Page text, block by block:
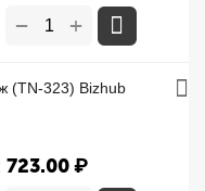
+
−
(TN-323) Bizhub
723.00₽